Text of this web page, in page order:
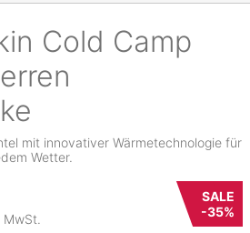
Cold Camp
mit innovativer Wärmetechnologie für
Wetter.
MwSt.
SALE
-35%